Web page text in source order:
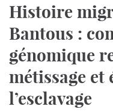
Histoire
Bantous :
génomique
métissage
l’esclavage